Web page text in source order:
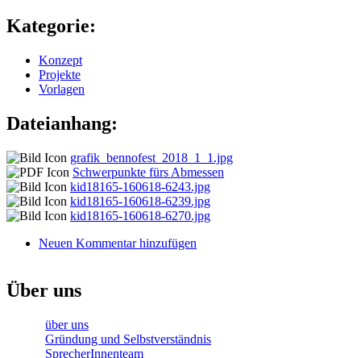
Kategorie:
Konzept
Projekte
Vorlagen
Dateianhang:
grafik_bennofest_2018_1_1.jpg
Schwerpunkte fürs Abmessen
kid18165-160618-6243.jpg
kid18165-160618-6239.jpg
kid18165-160618-6270.jpg
Neuen Kommentar hinzufügen
Über uns
über uns
Gründung und Selbstverständnis
SprecherInnenteam